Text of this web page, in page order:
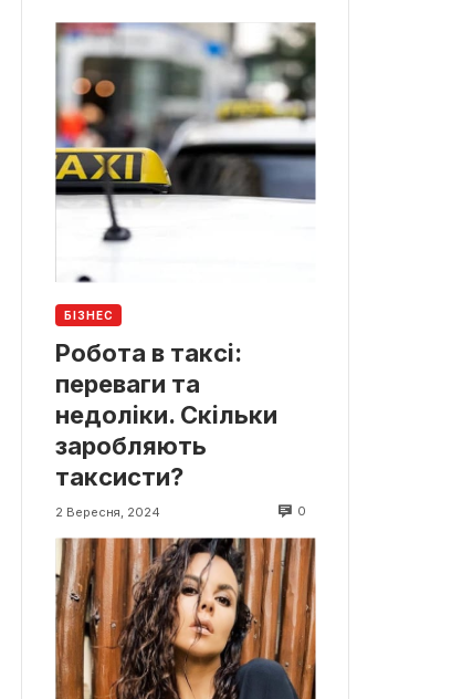
БІЗНЕС
Робота в таксі:
переваги та
недоліки. Скільки
заробляють
таксисти?
2 Вересня, 2024 0